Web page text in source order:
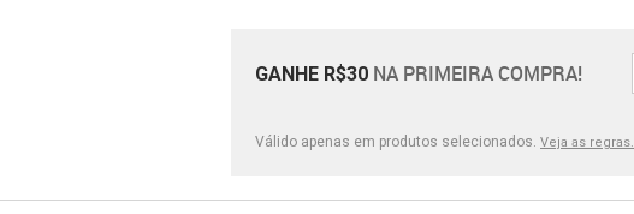
GANHE R$30 NA PRIMEIRA COMPRA!
Válido apenas em produtos selecionados. Veja as regras.